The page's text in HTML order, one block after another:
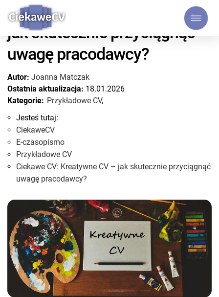
Ciekawe CV: Kreatywne CV –
jak skutecznie przyciągnąć
uwagę pracodawcy?
Autor: Joanna Matczak
Ostatnia aktualizacja: 18.01.2026
Kategorie: Przykładowe CV,
Jesteś tutaj:
CiekaweCV
E-czasopismo
Przykładowe CV
Ciekawe CV: Kreatywne CV – jak skutecznie przyciągnąć
uwagę pracodawcy?